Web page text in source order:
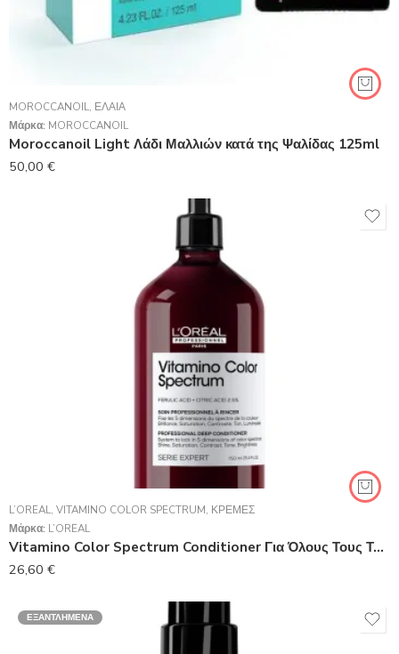
MOROCCANOIL, ΈΛΑΙΑ
Μάρκα: MOROCCANOIL
Moroccanoil Light Λάδι Μαλλιών κατά της Ψαλίδας 125ml
50,00 €
L’ORÉAL, VITAMINO COLOR SPECTRUM, ΚΡΈΜΕΣ
Μάρκα: L’ORÉAL
Vitamino Color Spectrum Conditioner Για Όλους Τους Τύπους Βαμμένων Μαλλιών 750 ml
26,60 €
ΕΞΑΝΤΛΗΜΈΝΑ